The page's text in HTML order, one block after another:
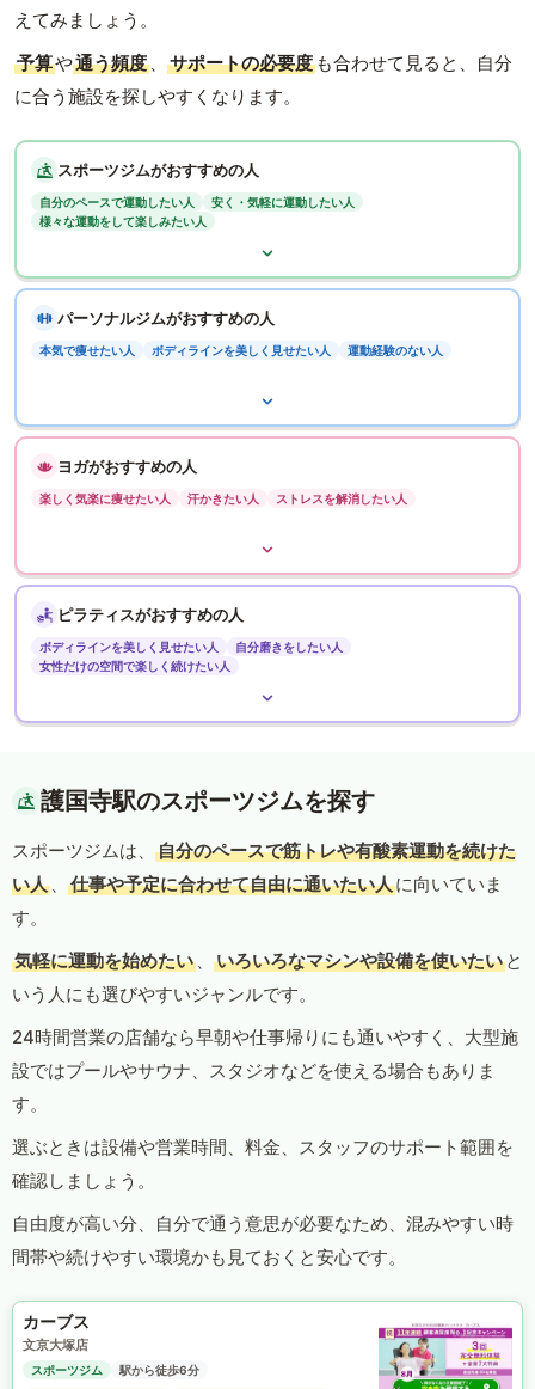
えてみましょう。
予算や通う頻度 、 サポートの必要度 も合わせて見ると、自分
に合う施設を探しやすくなります。
スポーツジムがおすすめの人
自分のペースで運動したい人
安く・気軽に運動したい人
様々な運動をして楽しみたい人
パーソナルジムがおすすめの人
本気で痩せたい人 ボディラインを美しく見せたい人 運動経験のない人
ヨガがおすすめの人
楽しく気楽に痩せたい人 汗かきたい人 ストレスを解消したい人
ピラティスがおすすめの人
ボディラインを美しく見せたい人
自分磨きをしたい人
女性だけの空間で楽しく続けたい人
護国寺駅のスポーツジムを探す
スポーツジムは、
自分のペースで筋トレや有酸素運動を続けた
い人 、 仕事や予定に合わせて自由に通いたい人に向いていま
す。
気軽に運動を始めたい 、 いろいろなマシンや設備を使いたい と
いう人にも選びやすいジャンルです。
24時間営業の店舗なら早朝や仕事帰りにも通いやすく、大型施
設ではプールやサウナ、スタジオなどを使える場合もありま
す。
選ぶときは設備や営業時間、料金、スタッフのサポート範囲を
確認しましょう。
自由度が高い分、自分で通う意思が必要なため、混みやすい時
間帯や続けやすい環境かも見ておくと安心です。
カーブス
文京大塚店
スポーツジム
駅から徒歩6分